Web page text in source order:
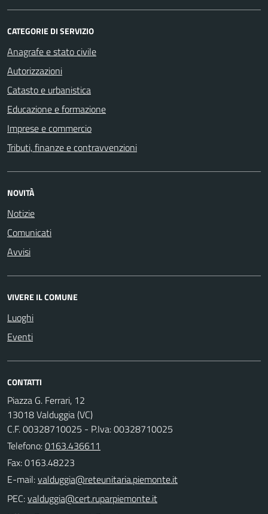
CATEGORIE DI SERVIZIO
Anagrafe e stato civile
Autorizzazioni
Catasto e urbanistica
Educazione e formazione
Imprese e commercio
Tributi, finanze e contravvenzioni
NOVITÀ
Notizie
Comunicati
Avvisi
VIVERE IL COMUNE
Luoghi
Eventi
CONTATTI
Piazza G. Ferrari, 12
13018 Valduggia (VC)
C.F. 00328710025 - P.Iva: 00328710025
Telefono:0163.436611
Fax: 0163.48223
E-mail:
PEC: